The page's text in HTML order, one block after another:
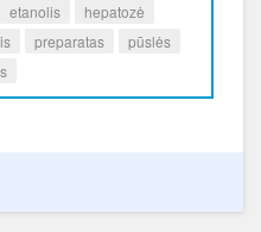
etanolis
hepatozė
preparatas
pūslės